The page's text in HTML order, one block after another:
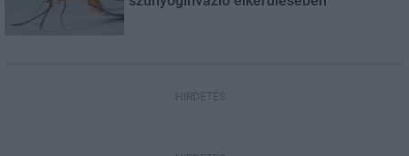
HIRDETÉS